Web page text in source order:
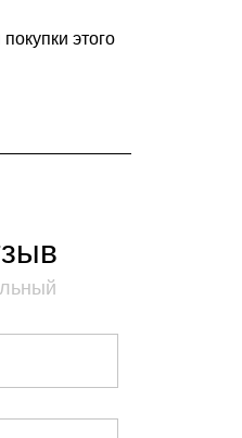
покупки этого